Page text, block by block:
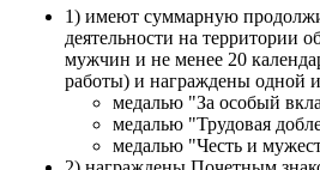
1) имеют суммарную
деятельности на территории
мужчин и не менее 20
работы) и награждены одной
медалью "За особый
медалью "Трудовая
медалью "Честь и